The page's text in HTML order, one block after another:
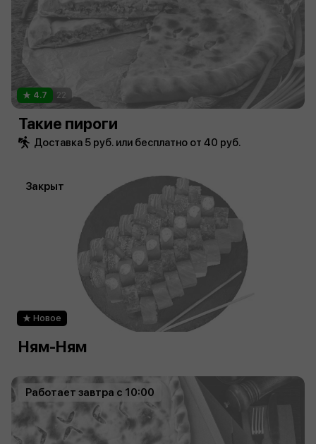
4.7 22
Такие пироги
Доставка 5 руб. или бесплатно от 40 руб.
Закрыт
Новое
Ням-Ням
Работает завтра с 10:00